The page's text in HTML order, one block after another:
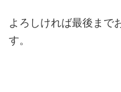
よろしければ最後まで
す。